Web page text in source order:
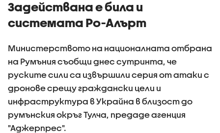
Задействана е била и
системата Ро-Алърт
Министерството на националната отбрана
на Румъния съобщи днес сутринта, че
руските сили са извършили серия от атаки с
дронове срещу граждански цели и
инфраструктура в Украйна в близост до
румънския окръг Тулча, предаде агенция
"Аджерпрес".